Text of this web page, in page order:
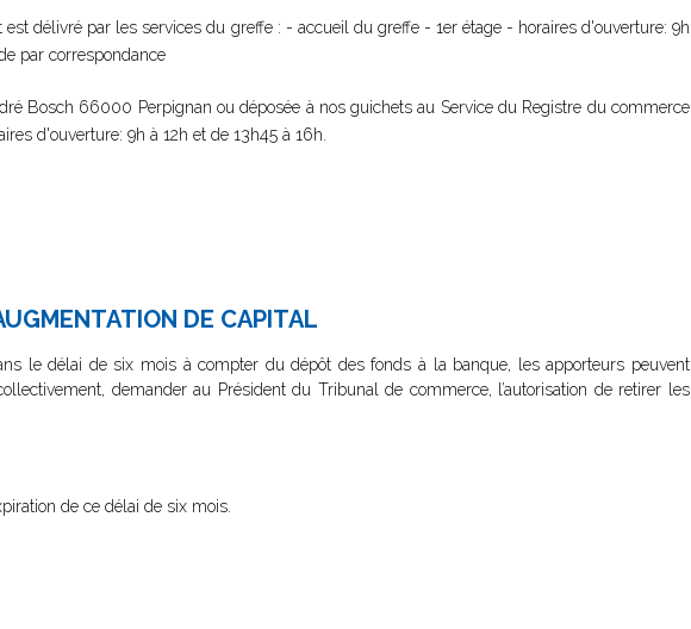
délivré par les services du greffe : - accueil du greffe - 1er étage - horaires d'ouverture: 9h
par correspondance
Bosch 66000 Perpignan ou déposée à nos guichets au Service du Registre du commerce
d'ouverture: 9h à 12h et de 13h45 à 16h.
DE CAPITAL
le délai de six mois à compter du dépôt des fonds à la banque, les apporteurs peuvent
demander au Président du Tribunal de commerce, l’autorisation de retirer les
de ce délai de six mois.